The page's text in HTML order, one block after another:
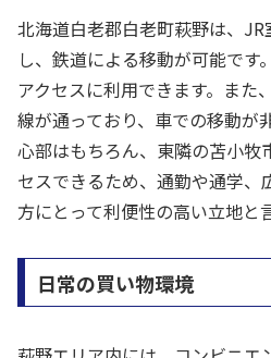
北海道白老郡白老町萩野は、
し、鉄道による移動が可能です
アクセスに利用できます。また
線が通っており、車での移動が
心部はもちろん、東隣の苫小牧
セスできるため、通勤や通学、
方にとって利便性の高い立地と
日常の買い物環境